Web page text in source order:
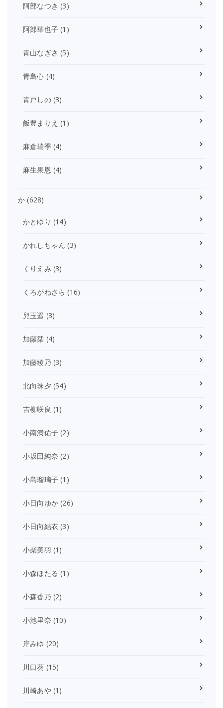
阿部なつき (3)
阿部華也子 (1)
青山なぎさ (5)
青島心 (4)
青戸しの(3)
飯豊まりえ (1)
麻倉瑞季(4)
麻生果恩 (4)
か (628)
かとゆり (14)
かれしちゃん (3)
くりえみ (3)
くろがねさら (16)
兒玉遥 (3)
加藤栞 (4)
加藤綾乃 (3)
北向珠夕 (54)
吉柳咲良 (1)
小南満佑子 (2)
小坂田純奈 (2)
小島瑠璃子 (1)
小日向ゆか (26)
小日向結衣 (3)
小柴美羽 (1)
小森ほたる (1)
小森香乃 (2)
小池里奈 (10)
岸みゆ (20)
川口葵 (15)
川崎あや(1)